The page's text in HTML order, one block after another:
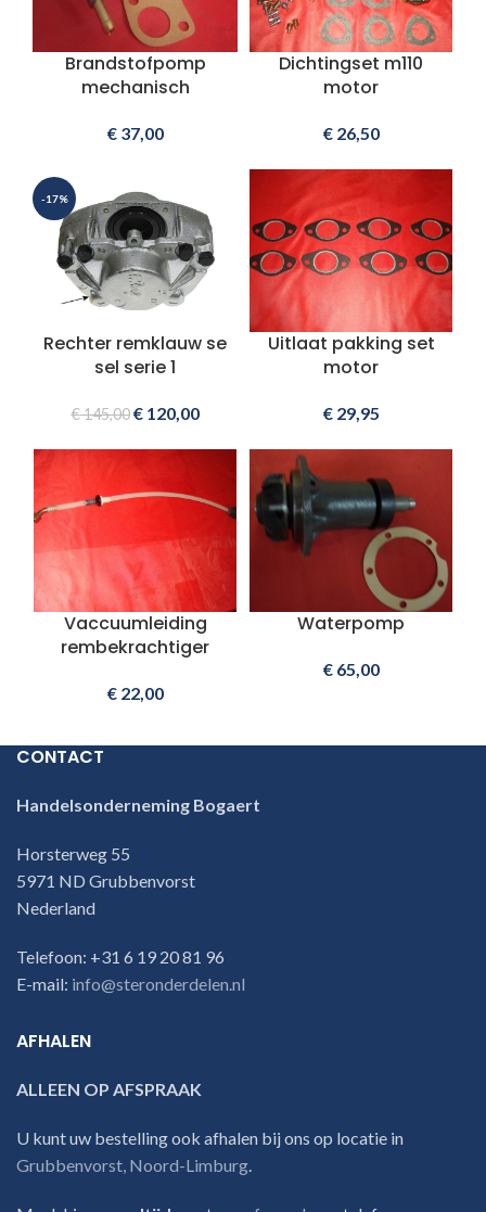
Brandstofpomp
mechanisch
€37,00
Dichtingset m110
motor
€26,50
-17%
Rechter remklauw se
sel serie 1
€145,00 €120,00
Uitlaat pakking set
motor
€29,95
Vaccuumleiding
rembekrachtiger
€22,00
Waterpomp
€65,00
CONTACT
Handelsonderneming Bogaert
Horsterweg 55
5971 ND Grubbenvorst
Nederland
Telefoon: +31 6 19 20 81 96
E-mail: info@steronderdelen.nl
AFHALEN
ALLEEN OP AFSPRAAK
U kunt uw bestelling ook afhalen bij ons op locatie in
Grubbenvorst, Noord-Limburg